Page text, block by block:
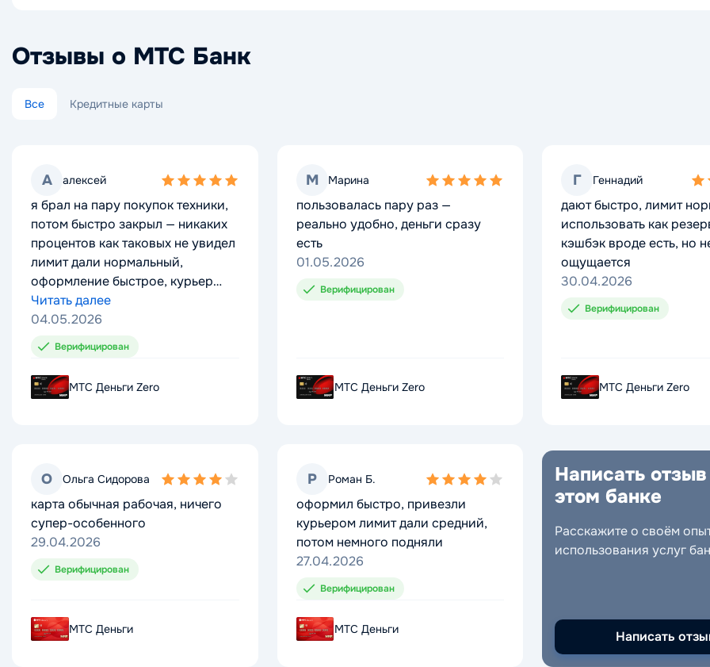
Отзывы о МТС Банк
Все Кредитные карты
А алексей
5,0
rating
я брал на пару покупок техники,
потом быстро закрыл — никаких
процентов как таковых не увидел
лимит дали нормальный,
оформление быстрое, курьер
привёз
Читать далее
04.05.2026
Верифицирован
МТС Деньги Zero
М Марина
5,0
rating
пользовалась пару раз —
реально удобно, деньги сразу
есть
01.05.2026
Верифицирован
МТС Деньги Zero
Г Геннадий
4,0
дают быстро, лимит
использовать как
кэшбэк вроде есть, но
ощущается
30.04.2026
Верифицирован
МТС Деньги Zero
О Ольга Сидорова
4,0
rating
карта обычная рабочая, ничего
супер-особенного
29.04.2026
Верифицирован
МТС Деньги
Р Роман Б.
4,0
rating
оформил быстро, привезли
курьером лимит дали средний,
потом немного подняли
27.04.2026
Верифицирован
МТС Деньги
Написать
этом банке
Расскажите о своём
использования услуг
Написать
А алексей
5,0
rating
я брал на пару покупок техники,
потом быстро закрыл — никаких
процентов как таковых не увидел
лимит дали нормальный,
оформление быстрое, курьер
привёз
Читать далее
04.05.2026
Верифицирован
МТС Деньги Zero
М Марина
5,0
rating
пользовалась пару раз —
реально удобно, деньги сразу
есть
01.05.2026
Верифицирован
МТС Деньги Zero
Г Геннадий
4,0
дают быстро, лимит
использовать как
кэшбэк вроде есть, но
ощущается
30.04.2026
Верифицирован
МТС Деньги Zero
О Ольга Сидорова
4,0
rating
карта обычная рабочая, ничего
супер-особенного
29.04.2026
Верифицирован
МТС Деньги
Р Роман Б.
4,0
rating
оформил быстро, привезли
курьером лимит дали средний,
потом немного подняли
27.04.2026
Верифицирован
МТС Деньги
Написать
этом банке
Расскажите о своём
использования услуг
Написать